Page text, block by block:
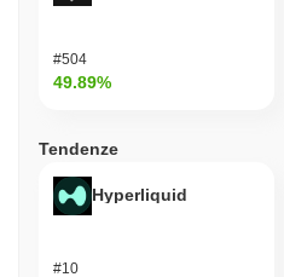
#504
49.89%
Tendenze
Hyperliquid
#10